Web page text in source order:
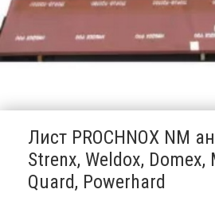
Лист PROCHNOX NM
Strenx, Weldox, Domex,
Quard, Powerhard